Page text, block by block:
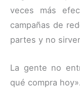
veces más
campañas de
partes y no
La gente no
qué compra hoy».